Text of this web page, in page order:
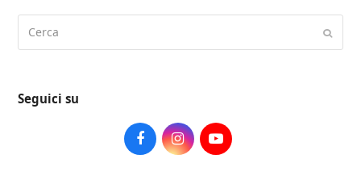
Seguici su
FacebookInstagramYoutube